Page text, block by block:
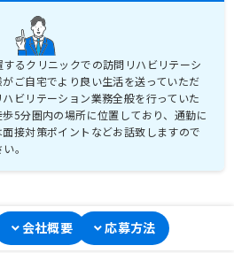
るクリニックでの訪問リハビリテーシ
ご自宅でより良い生活を送っていただ
ビリテーション業務全般を行っていた
5分圏内の場所に位置しており、通勤に
接対策ポイントなどお話致しますので
会社概要 応募方法